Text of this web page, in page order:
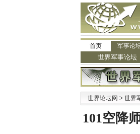
首页 军事论
世界军事论坛
世界论坛网 > 世界
101空降